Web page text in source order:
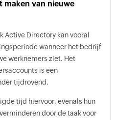
maken van nieuwe
Active Directory kan vooral
wanneer het bedrijf
werknemers ziet. Het
is een
tijdrovend.
tijd hiervoor, evenals hun
door de taak voor